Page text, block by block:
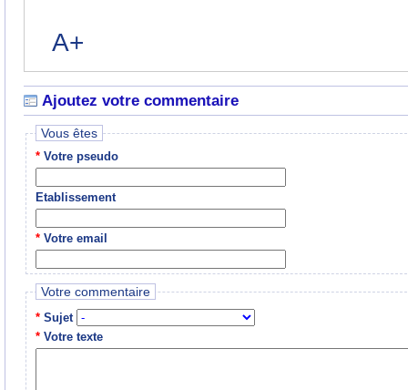
A+
Ajoutez votre commentaire
Vous êtes
* Votre pseudo
Etablissement
* Votre email
Votre commentaire
* Sujet
* Votre texte